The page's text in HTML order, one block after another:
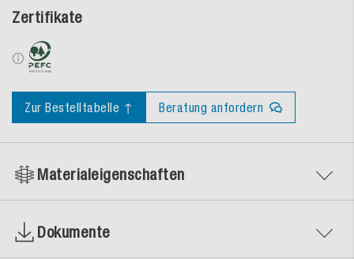
Zertifikate
Zur Bestelltabelle ↑ Beratung anfordern
Materialeigenschaften
Dokumente